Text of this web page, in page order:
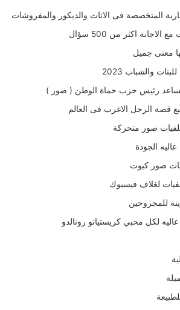
المتخصصة فى الاثاث والديكور والمفروشات
اكثر من 500 سؤال
معنى جميل
والشباب 2023
رئيس حزب حماة الوطن ( صور )
قصة الرجل الاغرب فى العالم
صور متحركة
الجودة
صور كيوت
لغلاف فيسبوك
للمجروحين
لكل محبي كريستيانو رونالدو